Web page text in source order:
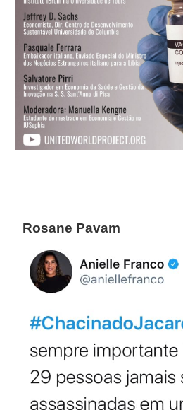
Rosane Pavam